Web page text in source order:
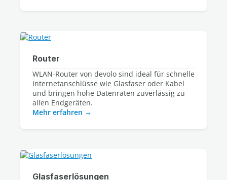
Router
WLAN-Router von devolo sind ideal für schnelle
Internetanschlüsse wie Glasfaser oder Kabel
und bringen hohe Datenraten zuverlässig zu
Mehr erfahren
Glasfaserlösungen